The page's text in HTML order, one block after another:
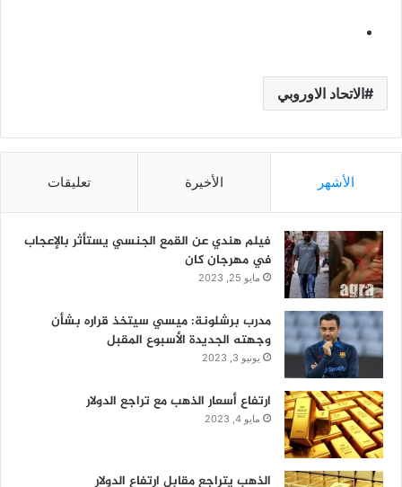
الاتحاد الاوروبي
الأشهر الأخيرة تعليقات
فيلم هندي عن القمع الجنسي يستأثر بالإعجاب
في مهرجان كان
مايو 25, 2023
مدرب برشلونة: ميسي سيتخذ قراره بشأن
وجهته الجديدة الأسبوع المقبل
يونيو 3, 2023
ارتفاع أسعار الذهب مع تراجع الدولار
مايو 4, 2023
الذهب يتراجع مقابل ارتفاع الدولار